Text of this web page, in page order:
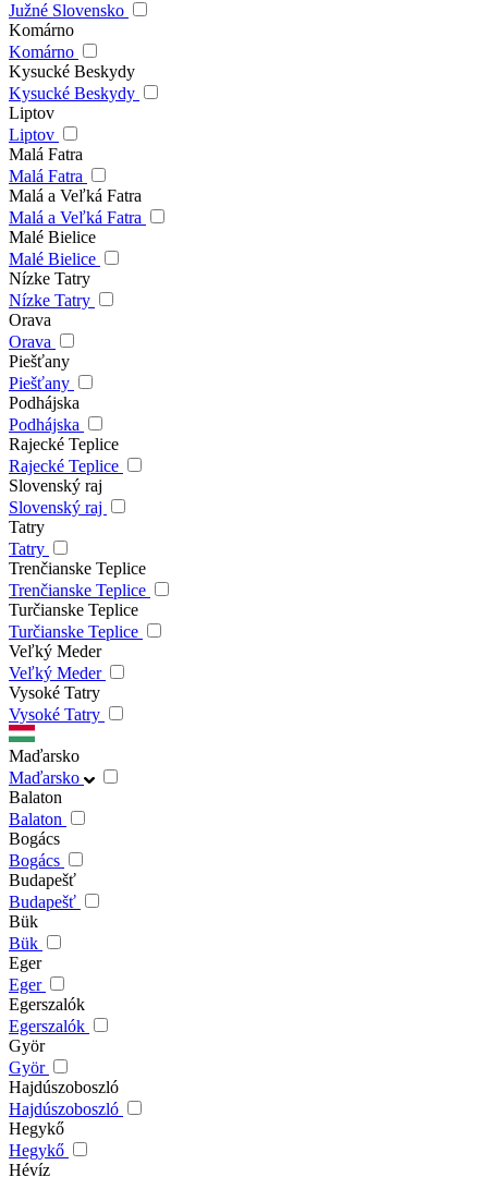
Južné Slovensko
Komárno
Komárno
Kysucké Beskydy
Kysucké Beskydy
Liptov
Liptov
Malá Fatra
Malá Fatra
Malá a Veľká Fatra
Malá a Veľká Fatra
Malé Bielice
Malé Bielice
Nízke Tatry
Nízke Tatry
Orava
Orava
Piešťany
Piešťany
Podhájska
Podhájska
Rajecké Teplice
Rajecké Teplice
Slovenský raj
Slovenský raj
Tatry
Tatry
Trenčianske Teplice
Trenčianske Teplice
Turčianske Teplice
Turčianske Teplice
Veľký Meder
Veľký Meder
Vysoké Tatry
Vysoké Tatry
Maďarsko
Maďarsko
Balaton
Balaton
Bogács
Bogács
Budapešť
Budapešť
Bük
Bük
Eger
Eger
Egerszalók
Egerszalók
Györ
Györ
Hajdúszoboszló
Hajdúszoboszló
Hegykő
Hegykő
Hévíz